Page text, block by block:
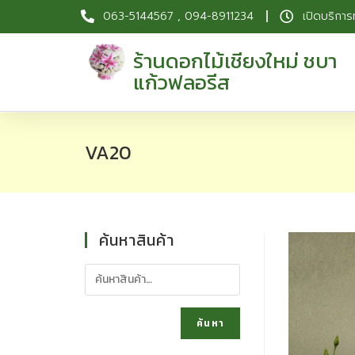
063-5144567 , 094-8911234 เปิดบริกา
ร้านดอกไม้เชียงใหม่ ชบา
แก้วฟลอรีส
VA20
ค้นหาสินค้า
ค้นหา